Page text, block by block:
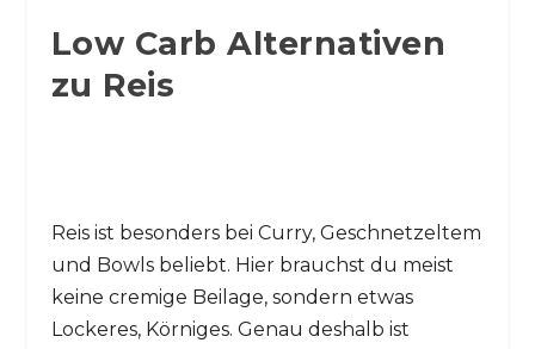
Low Carb Alternativen
zu Reis
Reis ist besonders bei Curry, Geschnetzeltem
und Bowls beliebt. Hier brauchst du meist
keine cremige Beilage, sondern etwas
Lockeres, Körniges. Genau deshalb ist